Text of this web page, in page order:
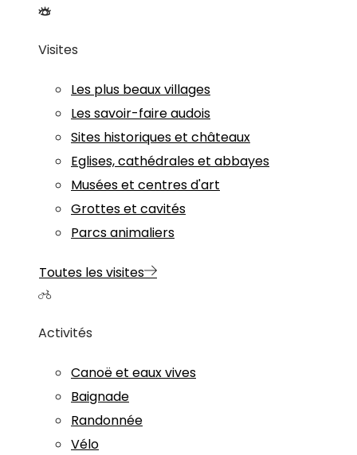
Visites
Les plus beaux villages
Les savoir-faire audois
Sites historiques et châteaux
Eglises, cathédrales et abbayes
Musées et centres d'art
Grottes et cavités
Parcs animaliers
Toutes les visites
Activités
Canoë et eaux vives
Baignade
Randonnée
Vélo